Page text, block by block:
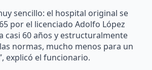
sencillo: el hospital original se
por el licenciado Adolfo López
casi 60 años y estructuralmente
normas, mucho menos para un
explicó el funcionario.